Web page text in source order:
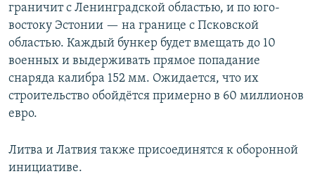
граничит с Ленинградской областью, и по юго-
востоку Эстонии — на границе с Псковской
областью. Каждый бункер будет вмещать до 10
военных и выдерживать прямое попадание
снаряда калибра 152 мм. Ожидается, что их
строительство обойдётся примерно в 60 миллионов
евро.
Литва и Латвия также присоединятся к оборонной
инициативе.